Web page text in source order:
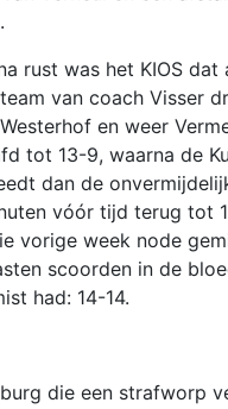
rust was het KIOS
van coach Visser
en weer
tot 13-9, waarna de
dan de
vóór tijd terug tot
vorige week node
scoorden in de
had: 14-14.
die een strafworp